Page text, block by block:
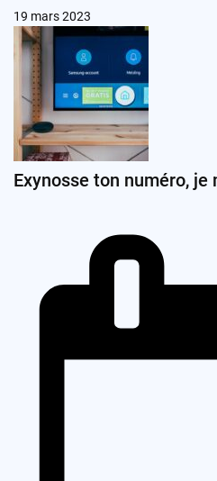
19 mars 2023
Exynosse ton numéro, je